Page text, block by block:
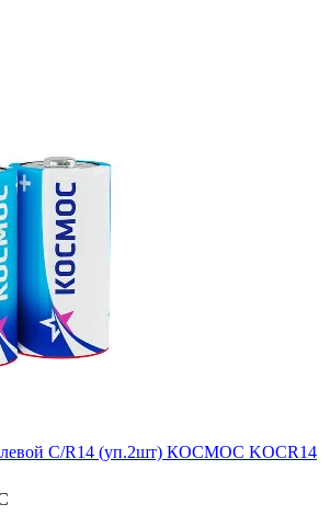
C/R14 (уп.2шт) КОСМОС KOCR14